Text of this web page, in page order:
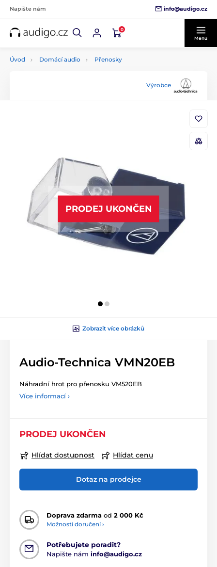
Napište nám info@audigo.cz
0
Menu
Úvod Domácí audio Přenosky
Výrobce
PRODEJ UKONČEN
Zobrazit více obrázků
Audio-Technica VMN20EB
Náhradní hrot pro přenosku VM520EB
Více informací ›
PRODEJ UKONČEN
Hlídat dostupnost Hlídat cenu
Dotaz na prodejce
Doprava zdarma od 2 000 Kč
Možnosti doručení ›
Potřebujete poradit?
Napište nám info@audigo.cz